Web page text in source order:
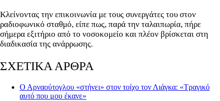
Κλείνοντας την επικοινωνία με τους συνεργάτες του στον
ραδιοφωνικό σταθμό, είπε πως, παρά την ταλαιπωρία, πήρε
σήμερα εξιτήριο από το νοσοκομείο και πλέον βρίσκεται στη
διαδικασία της ανάρρωσης.
ΣΧΕΤΙΚΑ ΑΡΘΡΑ
Ο Αρναούτογλου «στήνει» στον τοίχο τον Λιάγκα: «Τραγικό
αυτό που μου έκανε»